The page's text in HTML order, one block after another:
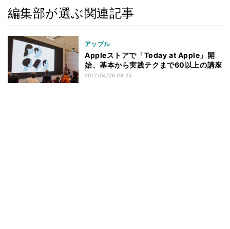
編集部が選ぶ関連記事
アップル
Appleストアで「Today at Apple」開
始、基本から実践テクまで60以上の講座
2017/04/26 08:25